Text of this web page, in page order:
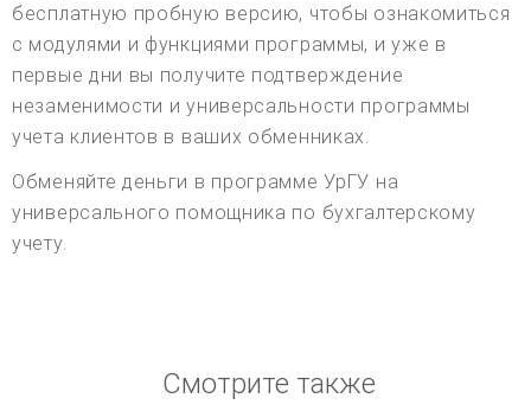
бесплатную пробную версию, чтобы ознакомиться
с модулями и функциями программы, и уже в
первые дни вы получите подтверждение
незаменимости и универсальности программы
учета клиентов в ваших обменниках.
Обменяйте деньги в программе УрГУ на
универсального помощника по бухгалтерскому
учету.
Смотрите также